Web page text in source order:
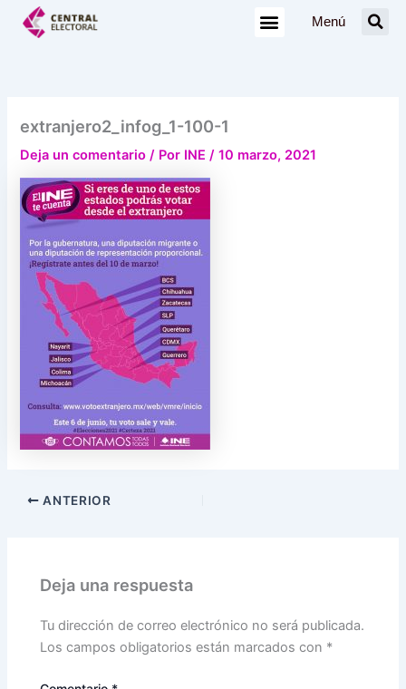
Menú
extranjero2_infog_1-100-1
Deja un comentario / Por INE/10 marzo, 2021
ANTERIOR
Deja una respuesta
Tu dirección de correo electrónico no será publicada.
Los campos obligatorios están marcados con *